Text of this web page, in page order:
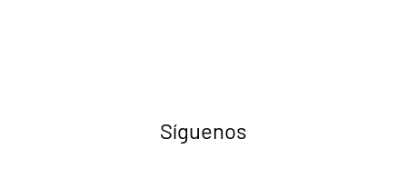
Síguenos